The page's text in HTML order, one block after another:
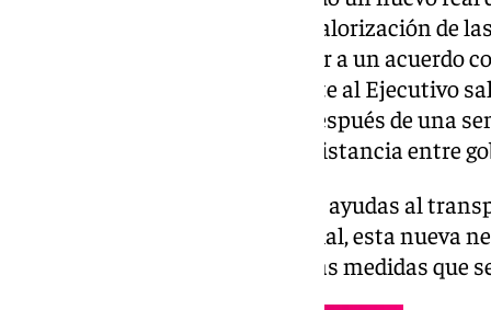
incluye 29 medidas como la revalorización de
afectados por la dana, tras llegar a un acuerdo
partido independentista permite al Ejecutivo
centradas en el escudo social después de una
española y con aumento de la distancia entre
Además del decreto ómnibus de ayudas al
generado un choque a nivel social, esta nueva
al Ejecutivo salvar también otras medidas que